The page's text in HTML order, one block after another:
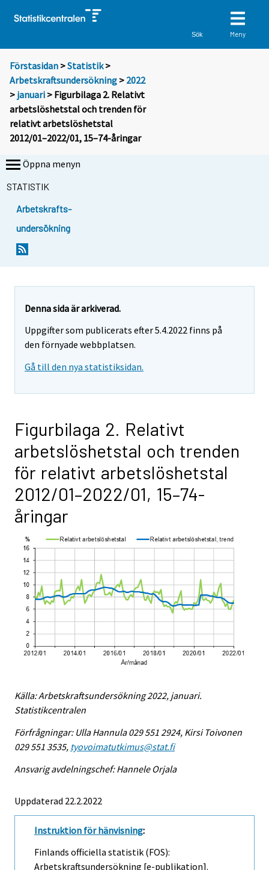
Sök Meny
Förstasidan >Statistik >
Arbetskraftsundersökning > 2022
> januari > Figurbilaga 2. Relativt
arbetslöshetstal och trenden för
relativt arbetslöshetstal
2012/01–2022/01, 15–74-åringar
Öppna menyn
STATISTIK
Arbetskrafts-
undersökning
Denna sida är arkiverad.
Uppgifter som publicerats efter 5.4.2022 finns på
den förnyade webbplatsen.
Gå till den nya statistiksidan.
Figurbilaga 2. Relativt
arbetslöshetstal och trenden
för relativt arbetslöshetstal
2012/01–2022/01, 15–74-
åringar
Källa: Arbetskraftsundersökning 2022, januari.
Statistikcentralen
Förfrågningar: Ulla Hannula 029 551 2924, Kirsi Toivonen
029 551 3535, tyovoimatutkimus@stat.fi
Ansvarig avdelningschef: Hannele Orjala
Uppdaterad 22.2.2022
Instruktion för hänvisning:
Finlands officiella statistik (FOS):
Arbetskraftsundersökning [e-publikation].